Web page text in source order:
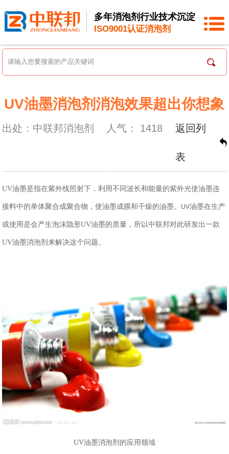
多年消泡剂行业技术沉淀
ISO9001认证消泡剂
UV油墨消泡剂消泡效果超出你想象
出处：中联邦消泡剂 人气： 1418 返回列
表
UV油墨是指在紫外线照射下，利用不同波长和能量的紫外光使油墨连
接料中的单体聚合成聚合物，使油墨成膜和干燥的油墨。 UV油墨在生产
或使用是会产生泡沫隐形UV油墨的质量，所以中联邦对此研发出一款
UV油墨消泡剂来解决这个问题。
UV油墨消泡剂的应用领域